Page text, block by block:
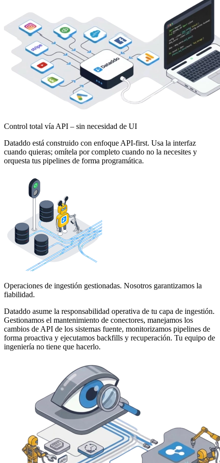
Control total vía API – sin necesidad de UI
Dataddo está construido con enfoque API-first. Usa la interfaz
cuando quieras; omítela por completo cuando no la necesites y
orquesta tus pipelines de forma programática.
Operaciones de ingestión gestionadas. Nosotros garantizamos la
fiabilidad.
Dataddo asume la responsabilidad operativa de tu capa de ingestión.
Gestionamos el mantenimiento de conectores, manejamos los
cambios de API de los sistemas fuente, monitorizamos pipelines de
forma proactiva y ejecutamos backfills y recuperación. Tu equipo de
ingeniería no tiene que hacerlo.